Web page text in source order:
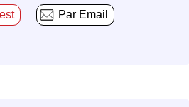
Par Email